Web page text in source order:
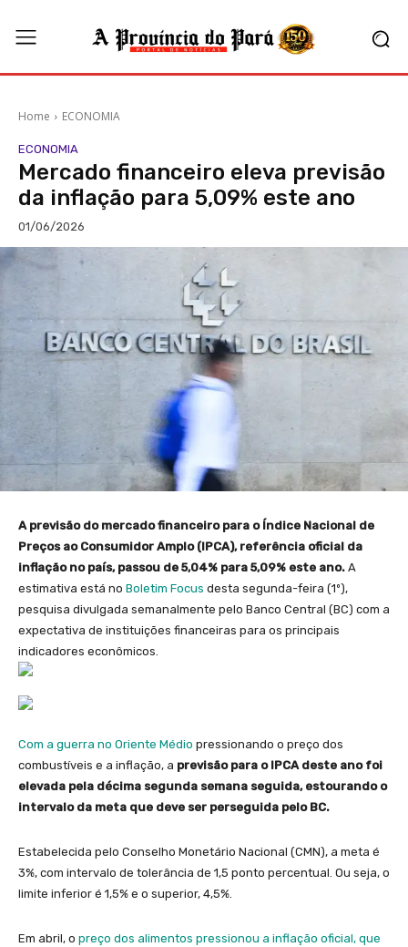
Home ECONOMIA
ECONOMIA
Mercado financeiro eleva previsão
da inflação para 5,09% este ano
01/06/2026
A previsão do mercado financeiro para o Índice Nacional de
Preços ao Consumidor Amplo (IPCA), referência oficial da
inflação no país, passou de 5,04% para 5,09% este ano. A
estimativa está no Boletim Focus desta segunda-feira (1º),
pesquisa divulgada semanalmente pelo Banco Central (BC) com a
expectativa de instituições financeiras para os principais
indicadores econômicos.
Com a guerra no Oriente Médio pressionando o preço dos
combustíveis e a inflação, a previsão para o IPCA deste ano foi
elevada pela décima segunda semana seguida, estourando o
intervalo da meta que deve ser perseguida pelo BC.
Estabelecida pelo Conselho Monetário Nacional (CMN), a meta é
3%, com intervalo de tolerância de 1,5 ponto percentual. Ou seja, o
limite inferior é 1,5% e o superior, 4,5%.
Em abril, o preço dos alimentos pressionou a inflação oficial, que